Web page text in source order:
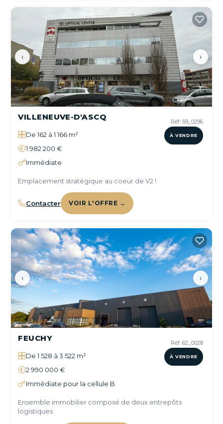
‹ ›
Réf. 59_0296
À VENDRE
VILLENEUVE-D'ASCQ
De 162 à 1 166 m²
1 982 200 €
Immédiate
Emplacement stratégique au coeur de V2 !
Contacter VOIR L'OFFRE →
‹ ›
Réf. 62_0028
À VENDRE
FEUCHY
De 1 528 à 3 522 m²
2 990 000 €
Immédiate pour la cellule B
Ensemble immobilier composé de deux entrepôts
logistiques